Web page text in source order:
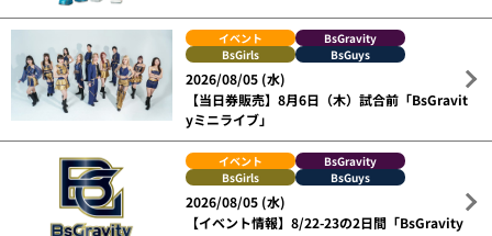
イベント
BsGravity
BsGirls
BsGuys
2026/08/05 (水)
【当日券販売】8月6日（木）試合前「BsGravit
yミニライブ」
イベント
BsGravity
BsGirls
BsGuys
2026/08/05 (水)
【イベント情報】8/22-23の2日間「BsGravity